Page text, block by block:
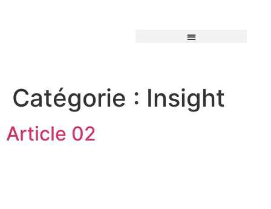
Catégorie : Insight
Article 02